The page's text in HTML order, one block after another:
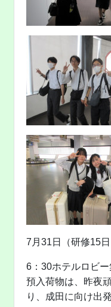
7月31日（研修15日
6：30ホテルロビ
預入荷物は、昨夜
り、成田に向け出発